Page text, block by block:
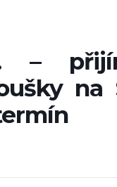
–
na